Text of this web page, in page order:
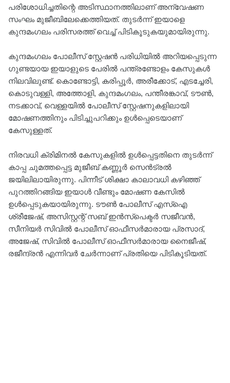
പരിശോധിച്ചതിന്റെ അടിസ്ഥാനത്തിലാണ് അന്വേഷണ
സംഘം മുജീബിലേക്കെത്തിയത്. തുടര്‍ന്ന് ഇയാളെ
കുന്ദമംഗലം പരിസരത്ത് വെച്ച് പിടികൂടുകയുമായിരുന്നു.
കുന്ദമംഗലം പോലീസ് സ്റ്റേഷൻ പരിധിയിൽ അറിയപ്പെടുന്ന
ഗുണ്ടയായ ഇയാളുടെ പേരില്‍ പന്ത്രണ്ടോളം കേസുകള്‍
നിലവിലുണ്ട്. കൊണ്ടോട്ടി, കരിപ്പൂര്‍, അരീക്കോട്, എടച്ചേരി,
കൊടുവള്ളി, അത്തോളി, കുന്ദമംഗലം, പന്തീരങ്കാവ്, ടൗണ്‍,
നടക്കാവ്, വെള്ളയില്‍ പോലീസ് സ്റ്റേഷനുകളിലായി
മോഷണത്തിനും പിടിച്ചുപറിക്കും ഉള്‍പ്പെടെയാണ്
കേസുള്ളത്.
നിരവധി ക്രിമിനല്‍ കേസുകളില്‍ ഉള്‍പ്പെട്ടതിനെ തുടര്‍ന്ന്
കാപ്പ ചുമത്തപ്പെട്ട മുജീബ് കണ്ണൂര്‍ സെന്‍ട്രല്‍
ജയിലിലായിരുന്നു. പിന്നീട് ശിക്ഷാ കാലാവധി കഴിഞ്ഞ്
പുറത്തിറങ്ങിയ ഇയാൾ വീണ്ടും മോഷണ കേസില്‍
ഉള്‍പ്പെടുകയായിരുന്നു. ടൗണ്‍ പോലീസ് എസ്‌ഐ
ശ്രീജേഷ്, അസിസ്റ്റന്റ് സബ് ഇന്‍സ്‌പെക്ടര്‍ സജീവന്‍,
സീനിയര്‍ സിവില്‍ പോലീസ് ഓഫീസര്‍മാരായ പ്രസാദ്,
അജേഷ്, സിവില്‍ പോലീസ് ഓഫീസര്‍മാരായ നൈജീഷ്,
രജീന്ദ്രന്‍ എന്നിവര്‍ ചേര്‍ന്നാണ് പ്രതിയെ പിടികൂടിയത്.